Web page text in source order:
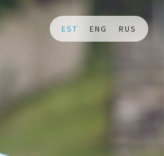
EST ENG RUS